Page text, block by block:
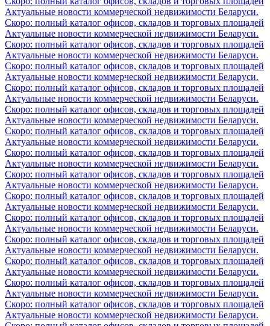
Актуальные новости коммерческой недвижимости Беларуси.
Скоро: полный каталог офисов, складов и торговых площадей
Актуальные новости коммерческой недвижимости Беларуси.
Скоро: полный каталог офисов, складов и торговых площадей
Актуальные новости коммерческой недвижимости Беларуси.
Скоро: полный каталог офисов, складов и торговых площадей
Актуальные новости коммерческой недвижимости Беларуси.
Скоро: полный каталог офисов, складов и торговых площадей
Актуальные новости коммерческой недвижимости Беларуси.
Скоро: полный каталог офисов, складов и торговых площадей
Актуальные новости коммерческой недвижимости Беларуси.
Скоро: полный каталог офисов, складов и торговых площадей
Актуальные новости коммерческой недвижимости Беларуси.
Скоро: полный каталог офисов, складов и торговых площадей
Актуальные новости коммерческой недвижимости Беларуси.
Скоро: полный каталог офисов, складов и торговых площадей
Актуальные новости коммерческой недвижимости Беларуси.
Скоро: полный каталог офисов, складов и торговых площадей
Актуальные новости коммерческой недвижимости Беларуси.
Скоро: полный каталог офисов, складов и торговых площадей
Актуальные новости коммерческой недвижимости Беларуси.
Скоро: полный каталог офисов, складов и торговых площадей
Актуальные новости коммерческой недвижимости Беларуси.
Скоро: полный каталог офисов, складов и торговых площадей
Актуальные новости коммерческой недвижимости Беларуси.
Скоро: полный каталог офисов, складов и торговых площадей
Актуальные новости коммерческой недвижимости Беларуси.
Скоро: полный каталог офисов, складов и торговых площадей
Актуальные новости коммерческой недвижимости Беларуси.